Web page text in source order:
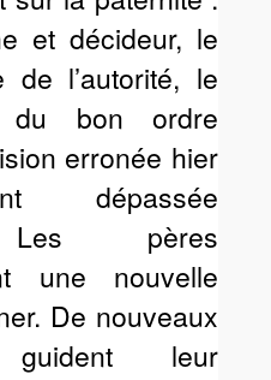
et décideur, le
de l’autorité, le
du bon ordre
erronée hier
dépassée
Les pères
une nouvelle
De nouveaux
guident leur